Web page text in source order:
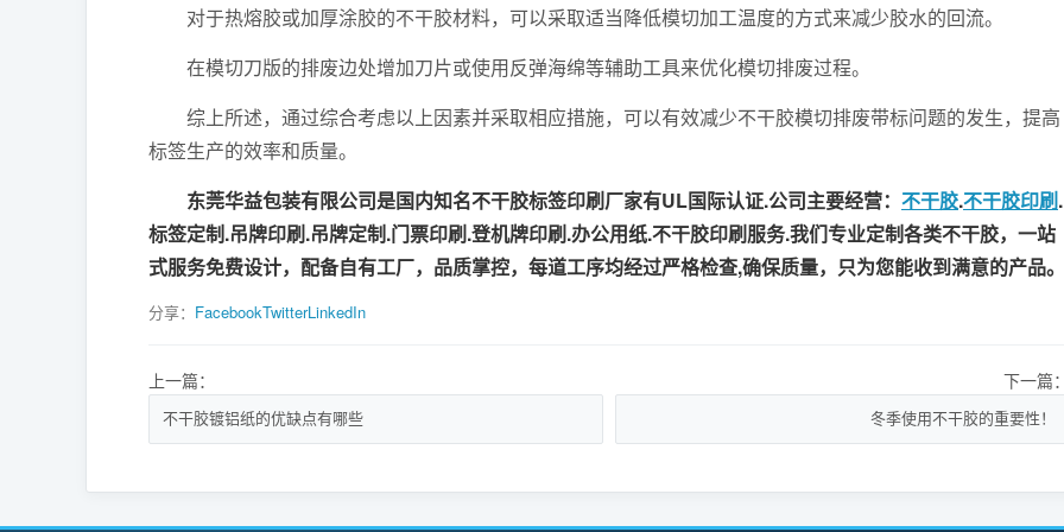
对于热熔胶或加厚涂胶的不干胶材料，可以采取适当降低模切加工温度的方式来减少胶水的回流。
在模切刀版的排废边处增加刀片或使用反弹海绵等辅助工具来优化模切排废过程。
综上所述，通过综合考虑以上因素并采取相应措施，可以有效减少不干胶模切排废带标问题的发生，提高
标签生产的效率和质量。
东莞华益包装有限公司是国内知名不干胶标签印刷厂家有UL国际认证.公司主要经营： 不干胶.不干胶印刷.
标签定制.吊牌印刷.吊牌定制.门票印刷.登机牌印刷.办公用纸.不干胶印刷服务.我们专业定制各类不干胶，一站
式服务免费设计，配备自有工厂，品质掌控，每道工序均经过严格检查,确保质量，只为您能收到满意的产品。
分享： FacebookTwitterLinkedIn
上一篇：
不干胶镀铝纸的优缺点有哪些
下一篇
冬季使用不干胶的重要性！